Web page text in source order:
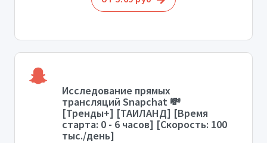
Исследование прямых
трансляций Snapchat 💸
[Тренды+] [ТАИЛАНД] [Время
старта: 0 - 6 часов] [Скорость: 100
тыс./день]